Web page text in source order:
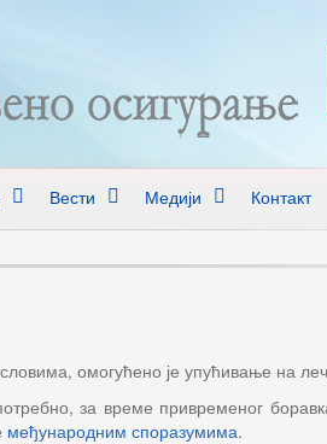
Вести Медији Контакт
омогућено је упућивање на
за време привременог
међународним споразумима.